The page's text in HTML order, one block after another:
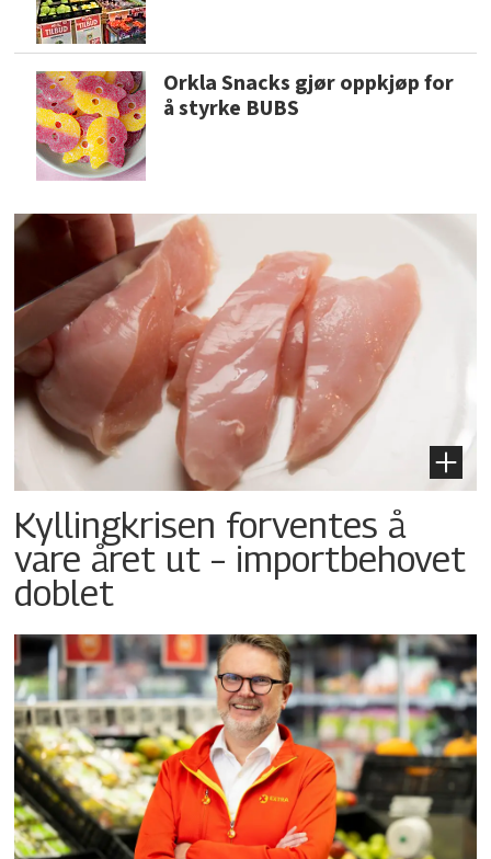
Orkla Snacks gjør oppkjøp for
å styrke BUBS
Kyllingkrisen forventes å
vare året ut – importbehovet
doblet